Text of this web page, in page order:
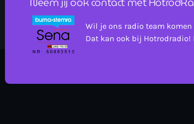
Wil je ons radio team komen
Dat kan ook bij